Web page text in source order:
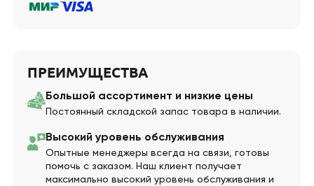
ПРЕИМУЩЕСТВА
Большой ассортимент и низкие цены
Постоянный складской запас товара в наличии.
Высокий уровень обслуживания
Опытные менеджеры всегда на связи, готовы
помочь с заказом. Наш клиент получает
максимально высокий уровень обслуживания и